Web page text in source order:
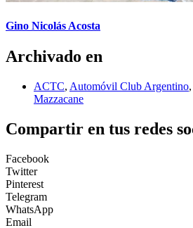
Gino Nicolás Acosta
Archivado en
ACTC, Automóvil Club Argentino,
Mazzacane
Compartir en tus redes
Facebook
Twitter
Pinterest
Telegram
WhatsApp
Email